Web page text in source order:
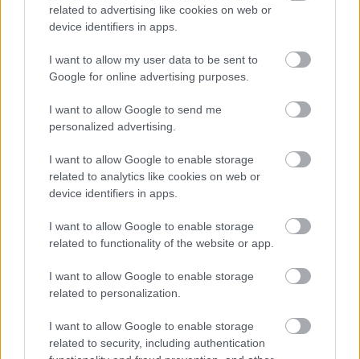
related to advertising like cookies on web or
device identifiers in apps.
I want to allow my user data to be sent to
Google for online advertising purposes.
I want to allow Google to send me
personalized advertising.
I want to allow Google to enable storage
related to analytics like cookies on web or
device identifiers in apps.
I want to allow Google to enable storage
related to functionality of the website or app.
I want to allow Google to enable storage
related to personalization.
I want to allow Google to enable storage
related to security, including authentication
BEST OFINTERNET